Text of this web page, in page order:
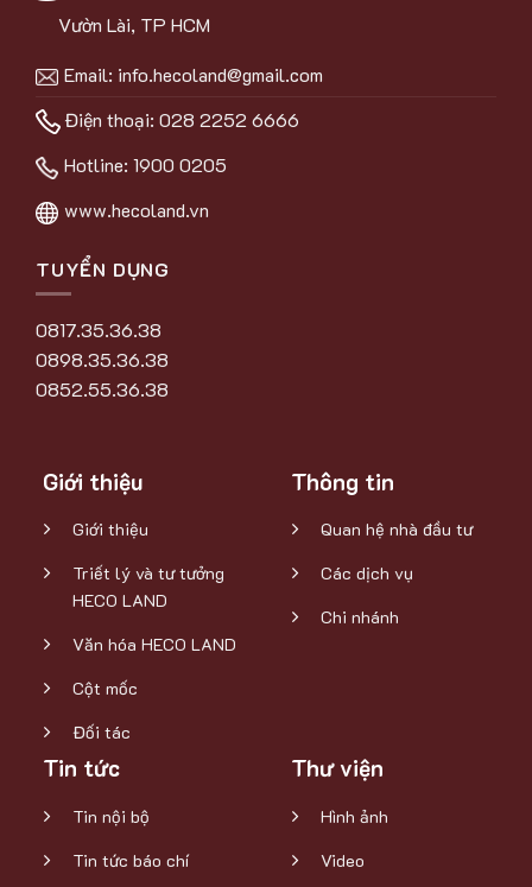
Vườn Lài, TP HCM
Email: info.hecoland@gmail.com
Điện thoại: 028 2252 6666
Hotline: 1900 0205
www.hecoland.vn
TUYỂN DỤNG
0817.35.36.38
0898.35.36.38
0852.55.36.38
Giới thiệu
Giới thiệu
Triết lý và tư tưởng
HECO LAND
Văn hóa HECO LAND
Cột mốc
Đối tác
Thông tin
Quan hệ nhà đầu tư
Các dịch vụ
Chi nhánh
Tin tức
Tin nội bộ
Tin tức báo chí
Thư viện
Hình ảnh
Video